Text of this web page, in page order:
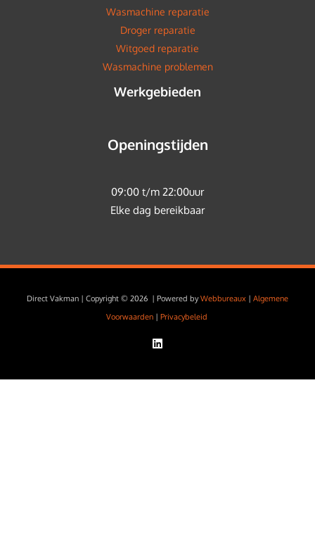
Wasmachine reparatie
Droger reparatie
Witgoed reparatie
Wasmachine problemen
Werkgebieden
Openingstijden
09:00 t/m 22:00uur
Elke dag bereikbaar
Direct Vakman | Copyright © 2026 | Powered byWebbureaux | Algemene
Voorwaarden| Privacybeleid